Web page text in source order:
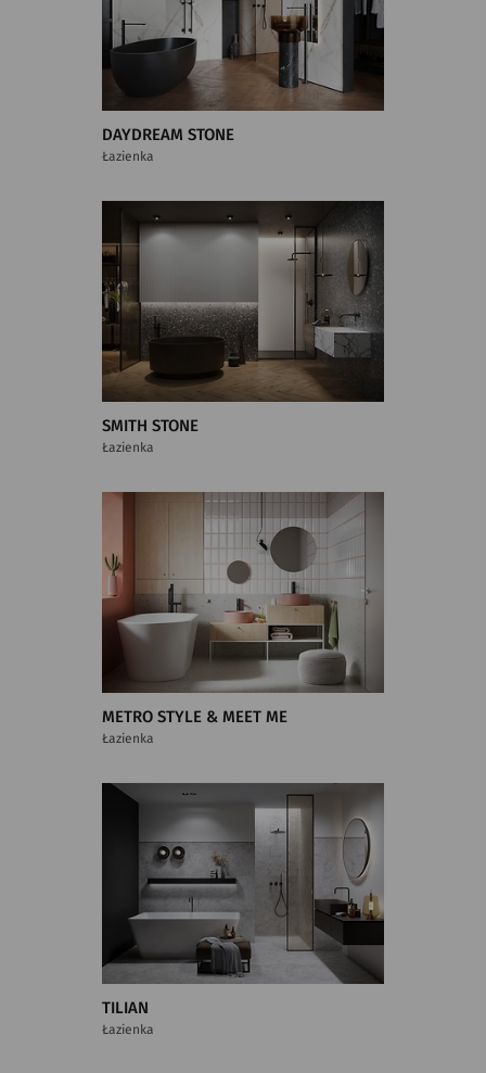
DAYDREAM STONE
Łazienka
SMITH STONE
Łazienka
METRO STYLE & MEET ME
Łazienka
TILIAN
Łazienka